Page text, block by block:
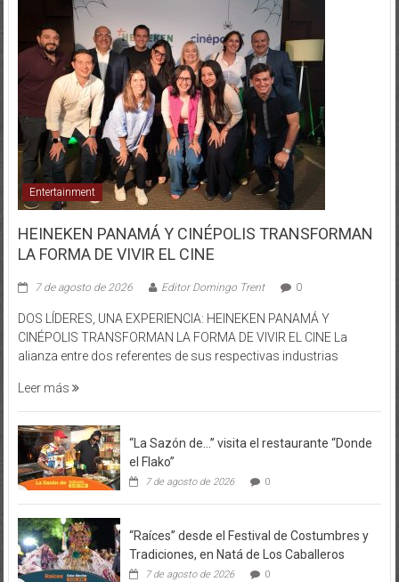
Entertainment
HEINEKEN PANAMÁ Y CINÉPOLIS TRANSFORMAN
LA FORMA DE VIVIR EL CINE
7 de agosto de 2026 Editor Domingo Trent 0
DOS LÍDERES, UNA EXPERIENCIA: HEINEKEN PANAMÁ Y
CINÉPOLIS TRANSFORMAN LA FORMA DE VIVIR EL CINE La
alianza entre dos referentes de sus respectivas industrias
Leer más
“La Sazón de…” visita el restaurante “Donde
el Flako”
7 de agosto de 2026 0
“Raíces” desde el Festival de Costumbres y
Tradiciones, en Natá de Los Caballeros
7 de agosto de 2026 0